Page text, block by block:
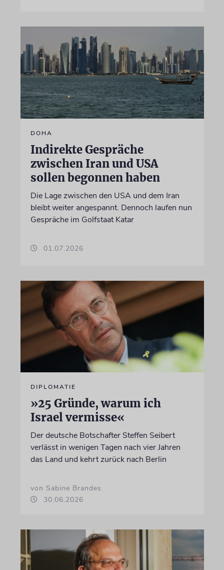
DOHA
Indirekte Gespräche
zwischen Iran und USA
sollen begonnen haben
Die Lage zwischen den USA und dem Iran
bleibt weiter angespannt. Dennoch laufen nun
Gespräche im Golfstaat Katar
01.07.2026
DIPLOMATIE
»25 Gründe, warum ich
Israel vermisse«
Der deutsche Botschafter Steffen Seibert
verlässt in wenigen Tagen nach vier Jahren
das Land und kehrt zurück nach Berlin
von Sabine Brandes
30.06.2026